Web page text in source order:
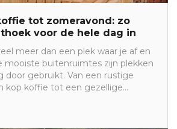
tot zomeravond: zo
voor de hele dag in
meer dan een plek waar je af en
mooiste buitenruimtes zijn plekken
door gebruikt. Van een rustige
kop koffie tot een gezellige
Een slimme zithoek